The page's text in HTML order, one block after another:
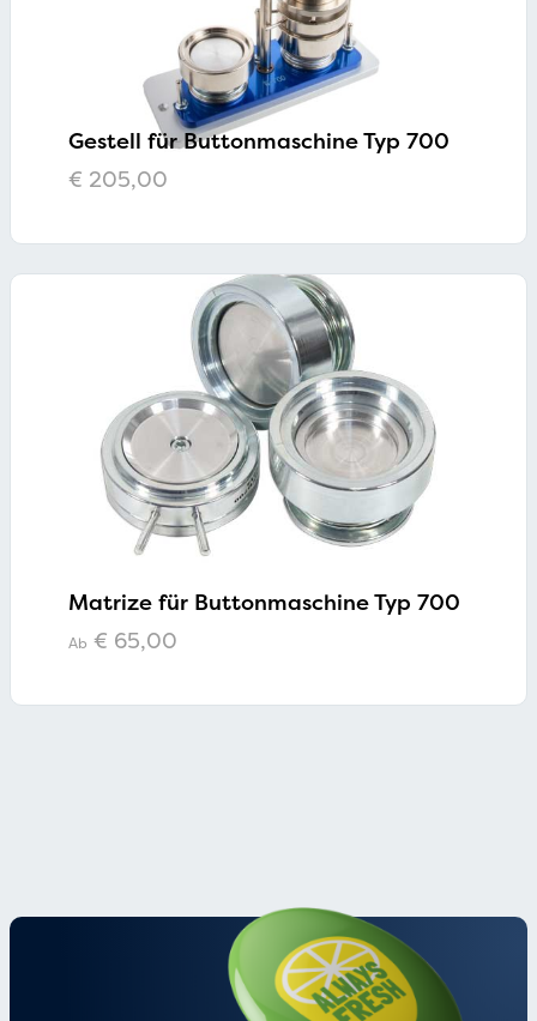
Gestell für Buttonmaschine Typ 700
€ 205,00
Matrize für Buttonmaschine Typ 700
Ab € 65,00